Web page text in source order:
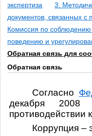
экспертиза
3.
документов, связанных с
Комиссия по
поведению и
Обратная связь для
Обратная связь
Согласно
декабря
противодействии
Коррупция –